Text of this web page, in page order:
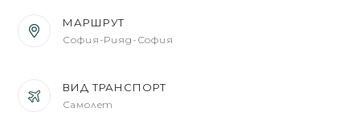
МАРШРУТ
София-Рияд-София
ВИД ТРАНСПОРТ
Самолет